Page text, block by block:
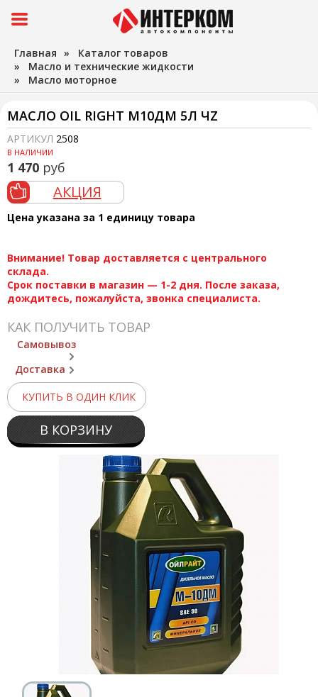
Главная » Каталог товаров
» Масло и технические жидкости
» Масло моторное
МАСЛО OIL RIGHT М10ДМ 5Л ЧZ
АРТИКУЛ 2508
В НАЛИЧИИ
1 470 руб
АКЦИЯ
Цена указана за 1 единицу товара
Внимание! Товар доставляется с центрального
склада.
Срок поставки в магазин — 1-2 дня. После заказа,
дождитесь, пожалуйста, звонка специалиста.
КАК ПОЛУЧИТЬ ТОВАР
Самовывоз
Доставка
КУПИТЬ В ОДИН КЛИК
В КОРЗИНУ